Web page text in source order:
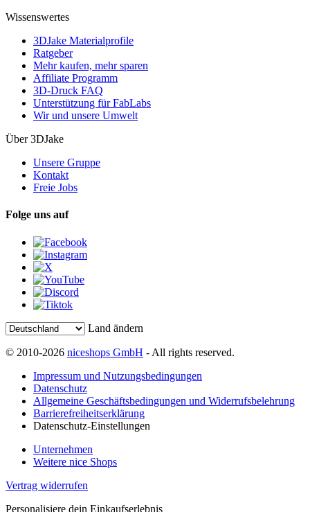
Wissenswertes
3DJake Materialprofile
Ratgeber
Mehr kaufen, mehr sparen
Affiliate Programm
3D-Druck FAQ
Unterstützung für FabLabs
Wir und unsere Umwelt
Über 3DJake
Unsere Gruppe
Kontakt
Freie Jobs
Folge uns auf
Land ändern
© 2010-2026 niceshops GmbH - All rights reserved.
Impressum und Nutzungsbedingungen
Datenschutz
Allgemeine Geschäftsbedingungen und Widerrufsbelehrung
Barrierefreiheitserklärung
Datenschutz-Einstellungen
Unternehmen
Weitere nice Shops
Vertrag widerrufen
Personalisiere dein Einkaufserlebnis